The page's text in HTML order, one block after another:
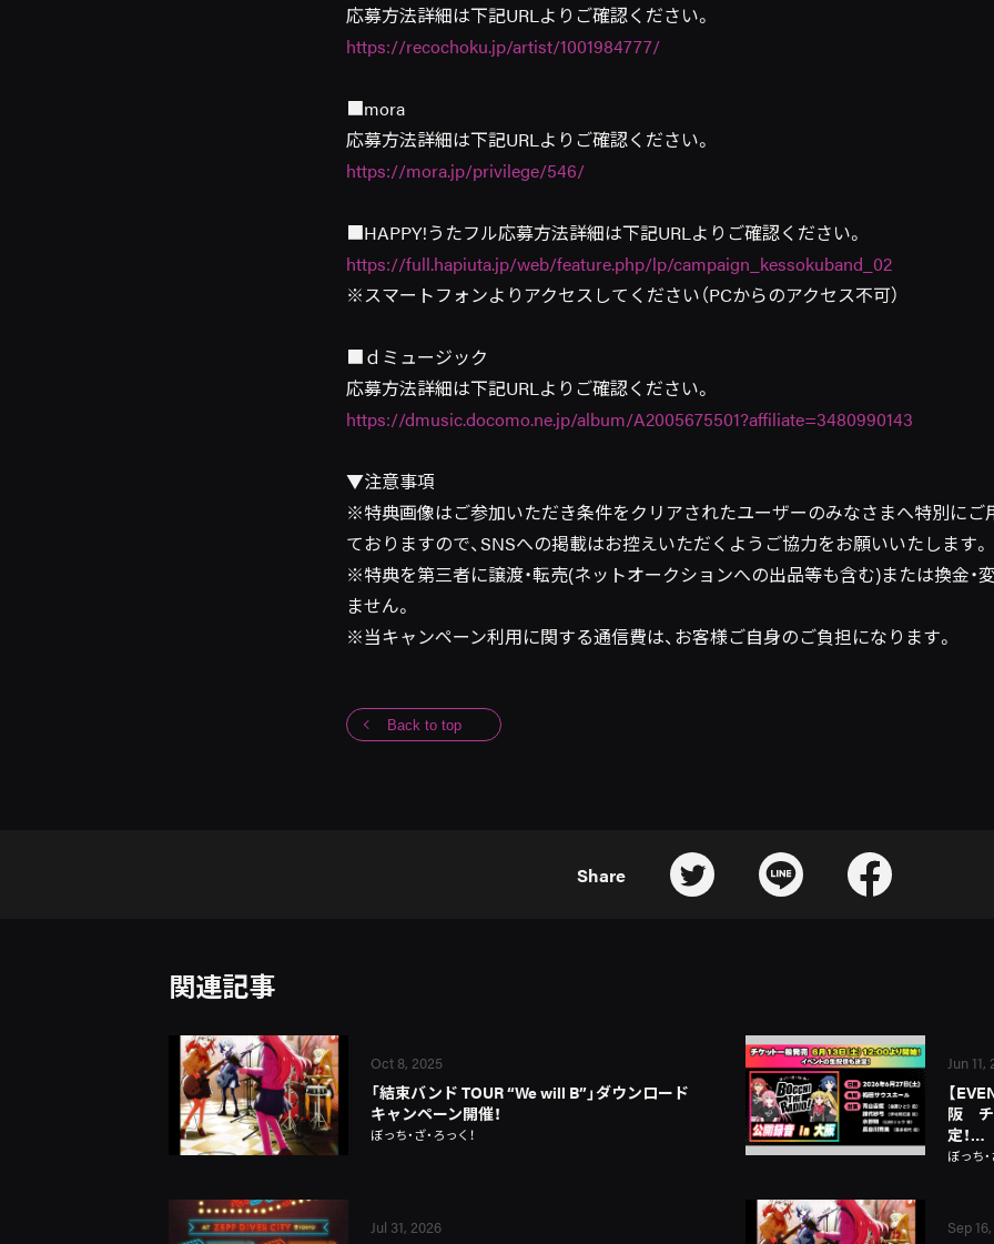
応募方法詳細は下記URLよりご確認ください。
https://recochoku.jp/artist/1001984777/
■mora
応募方法詳細は下記URLよりご確認ください。
https://mora.jp/privilege/546/
■HAPPY!うたフル応募方法詳細は下記URLよりご確認ください。
https://full.hapiuta.jp/web/feature.php/lp/campaign_kessokuband_02
※スマートフォンよりアクセスしてください（PCからのアクセス不可）
■ｄミュージック
応募方法詳細は下記URLよりご確認ください。
https://dmusic.docomo.ne.jp/album/A2005675501?affiliate=3480990143
▼注意事項
※特典画像はご参加いただき条件をクリアされたユーザーのみなさまへ特別にご
ておりますので、SNSへの掲載はお控えいただくようご協力をお願いいたします。
※特典を第三者に譲渡・転売(ネットオークションへの出品等も含む)または換金・
ません。
※当キャンペーン利用に関する通信費は、お客様ご自身のご負担になります。
Back to top
Share
関連記事
Oct 8, 2025
「結束バンド TOUR “We will B”」ダウンロード
キャンペーン開催！
ぼっち・ざ・ろっく！
Jun 11,
【
阪 チ
定！…
ぼっち・
Jul 31, 2026 Sep